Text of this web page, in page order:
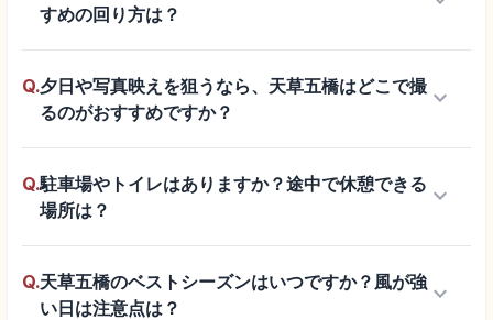
すめの回り方は？
Q.夕日や写真映えを狙うなら、天草五橋はどこで撮
るのがおすすめですか？
keyboard_arrow_down
Q.駐車場やトイレはありますか？途中で休憩できる
場所は？
keyboard_arrow_down
Q.天草五橋のベストシーズンはいつですか？風が強
い日は注意点は？
keyboard_arrow_down